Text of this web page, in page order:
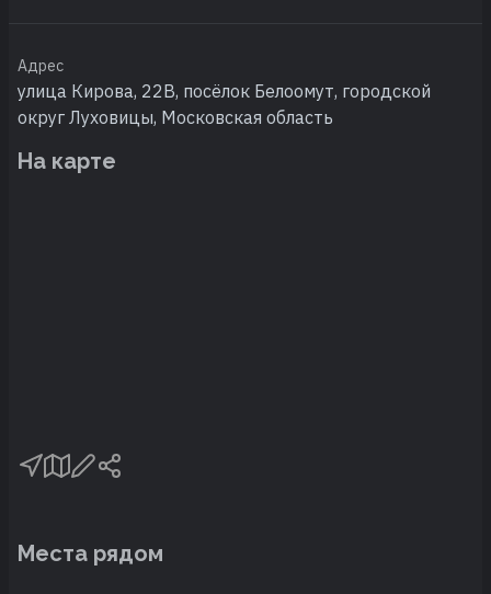
Адрес
улица Кирова, 22В, посёлок Белоомут, городской
округ Луховицы, Московская область
На карте
Места рядом